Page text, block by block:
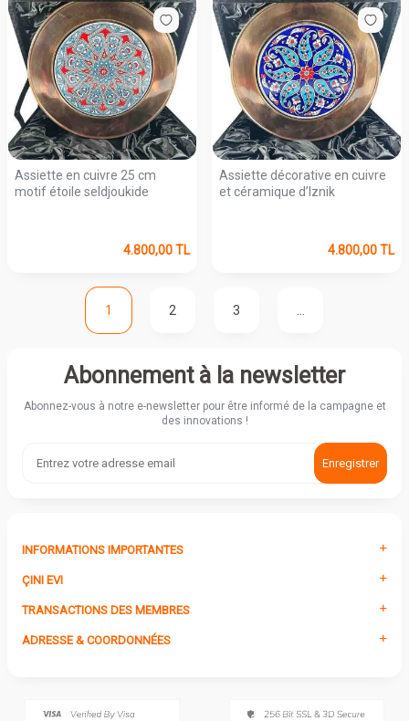
Assiette en cuivre 25 cm
motif étoile seldjoukide
4.800,00TL
Assiette décorative en cuivre
et céramique d’Iznik
4.800,00TL
1 2 3 …
Abonnement à la newsletter
Abonnez-vous à notre e-newsletter pour être informé de la campagne et
des innovations !
Enregistrer
INFORMATIONS IMPORTANTES
ÇINI EVI
TRANSACTIONS DES MEMBRES
ADRESSE & COORDONNÉES